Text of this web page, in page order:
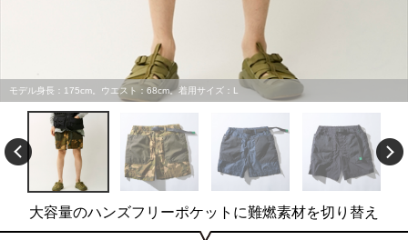
モデル身長：175cm。ウエスト：68cm。着用サイズ：L
大容量のハンズフリーポケットに難燃素材を切り替え